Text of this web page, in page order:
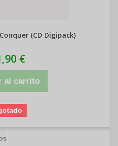
(CD Digipack)
€
al carrito